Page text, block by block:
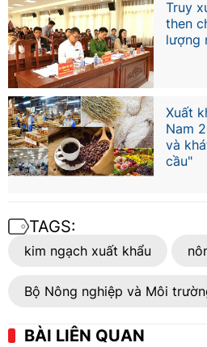
Truy
then
lượng
Xuất
Nam
và
cầu"
TAGS:
kim ngạch xuất khẩu
Bộ Nông nghiệp và Môi
BÀI LIÊN QUAN